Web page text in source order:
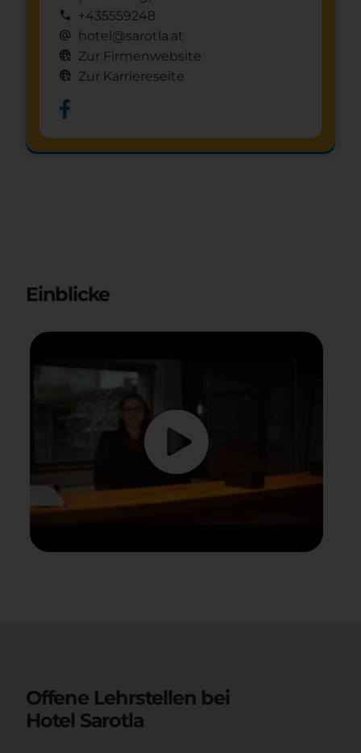
call +435559248
alternate_email hotel@sarotla.at
captive_portal Zur Firmenwebsite
captive_portal Zur Karriereseite
Einblicke
Offene Lehrstellen bei
Hotel Sarotla